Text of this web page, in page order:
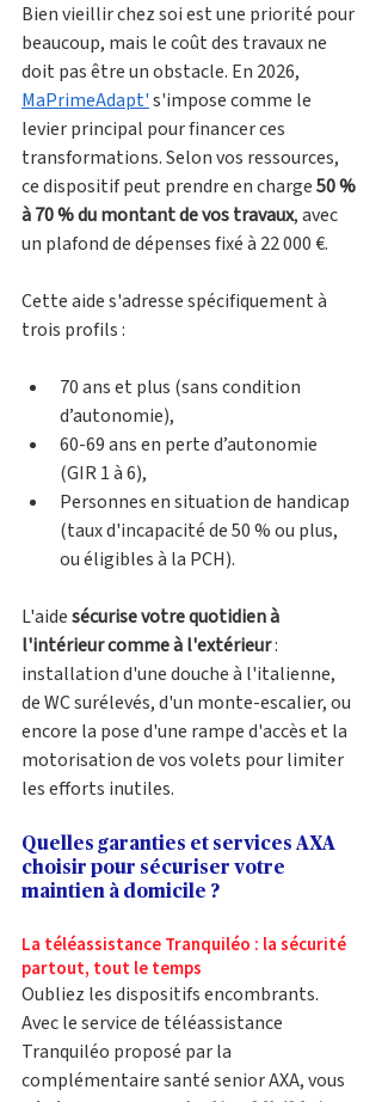
Bien vieillir chez soi est une priorité pour
beaucoup, mais le coût des travaux ne
doit pas être un obstacle. En 2026,
MaPrimeAdapt' s'impose comme le
levier principal pour financer ces
transformations. Selon vos ressources,
ce dispositif peut prendre en charge 50 %
à 70 % du montant de vos travaux, avec
un plafond de dépenses fixé à 22 000 €.
Cette aide s'adresse spécifiquement à
trois profils :
70 ans et plus (sans condition
d’autonomie),
60-69 ans en perte d’autonomie
(GIR 1 à 6),
Personnes en situation de handicap
(taux d'incapacité de 50 % ou plus,
ou éligibles à la PCH).
L'aide sécurise votre quotidien à
l'intérieur comme à l'extérieur :
installation d'une douche à l'italienne,
de WC surélevés, d'un monte-escalier, ou
encore la pose d'une rampe d'accès et la
motorisation de vos volets pour limiter
les efforts inutiles.
Quelles garanties et services AXA
choisir pour sécuriser votre
maintien à domicile ?
La téléassistance Tranquiléo : la sécurité
partout, tout le temps
Oubliez les dispositifs encombrants.
Avec le service de téléassistance
Tranquiléo proposé par la
complémentaire santé senior AXA, vous